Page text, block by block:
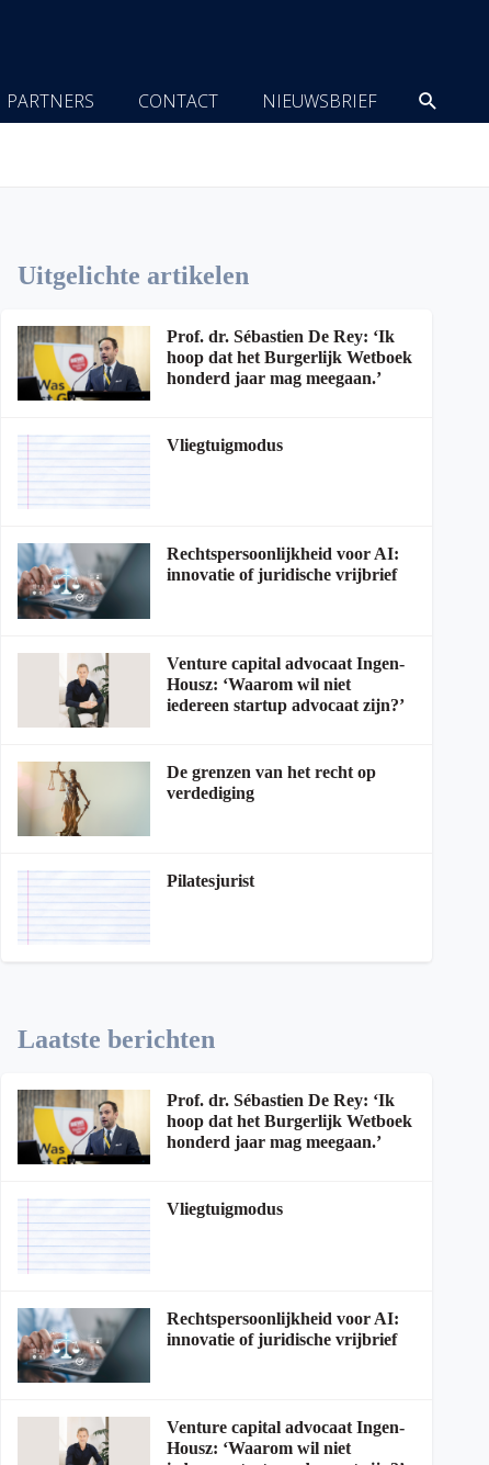
PARTNERS CONTACT NIEUWSBRIEF
Uitgelichte artikelen
Prof. dr. Sébastien De Rey: ‘Ik
hoop dat het Burgerlijk Wetboek
honderd jaar mag meegaan.’
Vliegtuigmodus
Rechtspersoonlijkheid voor AI:
innovatie of juridische vrijbrief
Venture capital advocaat Ingen-
Housz: ‘Waarom wil niet
iedereen startup advocaat zijn?’
De grenzen van het recht op
verdediging
Pilatesjurist
Laatste berichten
Prof. dr. Sébastien De Rey: ‘Ik
hoop dat het Burgerlijk Wetboek
honderd jaar mag meegaan.’
Vliegtuigmodus
Rechtspersoonlijkheid voor AI:
innovatie of juridische vrijbrief
Venture capital advocaat Ingen-
Housz: ‘Waarom wil niet